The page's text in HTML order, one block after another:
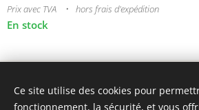
Prix avec TVA hors frais d'expédition
En stock
mini model rails
Ce site utilise des cookies pour
fonctionnement, la sécurité, et vous